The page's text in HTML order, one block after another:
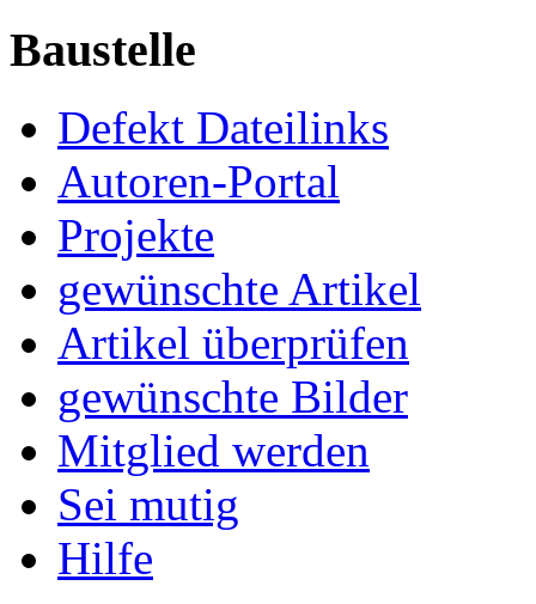
Baustelle
Defekt Dateilinks
Autoren-Portal
Projekte
gewünschte Artikel
Artikel überprüfen
gewünschte Bilder
Mitglied werden
Sei mutig
Hilfe